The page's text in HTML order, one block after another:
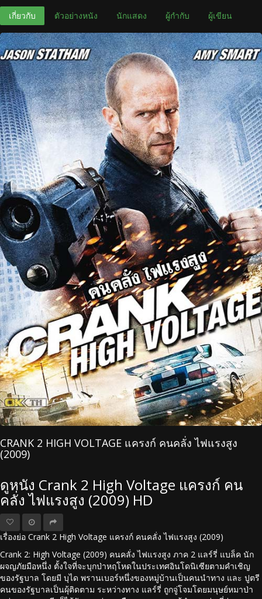
เกี่ยวกับ ตัวอย่างหนัง นักแสดง ผู้กำกับ ผู้เขียน
CRANK 2 HIGH VOLTAGE แครงก์ คนคลั่ง ไฟแรงสูง
(2009)
ดูหนัง Crank 2 High Voltage แครงก์ คน
คลั่ง ไฟแรงสูง (2009) HD
เรื่องย่อ Crank 2 High Voltage แครงก์ คนคลั่ง ไฟแรงสูง (2009)
Crank 2: High Voltage (2009) คนคลั่ง ไฟแรงสูง ภาค 2 แลร์รี่ แบล็ค นัก
ผจญภัยมือหนึ่ง ตั้งใจที่จะบุกป่าหฤโหดในประเทศอินโดนิเซียตามคำเชิญ
ของรัฐบาล โดยมี บุได พรานเบอร์หนึ่งของหมู่บ้านเป็นคนนำทาง และ ปูตรี
คนของรัฐบาลเป็นผุ้ติดตาม ระหว่างทาง แลร์รี่ ถูกจู่โจมโดยมนุษย์หมาป่า